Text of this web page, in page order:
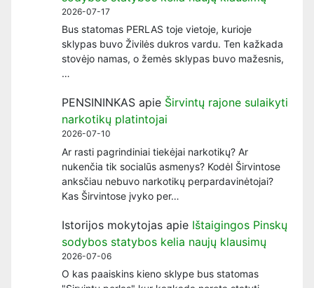
2026-07-17
Bus statomas PERLAS toje vietoje, kurioje
sklypas buvo Živilės dukros vardu. Ten kažkada
stovėjo namas, o žemės sklypas buvo mažesnis,
…
PENSININKAS apie Širvintų rajone sulaikyti
narkotikų platintojai
2026-07-10
Ar rasti pagrindiniai tiekėjai narkotikų? Ar
nukenčia tik socialūs asmenys? Kodėl Širvintose
anksčiau nebuvo narkotikų perpardavinėtojai?
Kas Širvintose įvyko per…
Istorijos mokytojas apie Ištaigingos Pinskų
sodybos statybos kelia naujų klausimų
2026-07-06
O kas paaiskins kieno sklype bus statomas